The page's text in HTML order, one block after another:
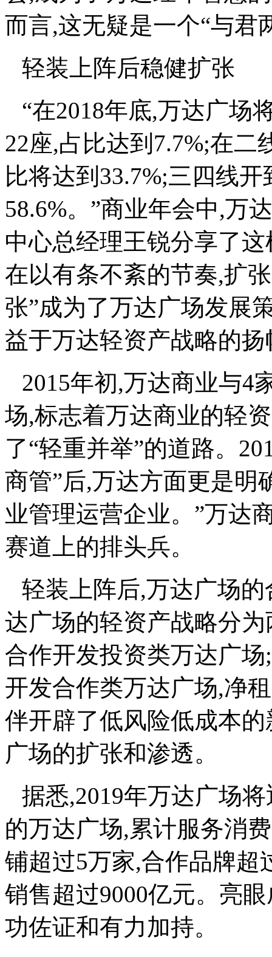
而言,这无疑是一个“与君
轻装上阵后稳健扩张
“在2018年底,万达广场
22座,占比达到7.7%;在二
比将达到33.7%;三四线
58.6%。 ”商业年会中,万
中心总经理王锐分享了
在以有条不紊的节奏,扩
张”成为了万达广场发展
益于万达轻资产战略的
2015年初,万达商业与4
场,标志着万达商业的轻
了“轻重并举”的道路。
商管”后,万达方面更是明
业管理运营企业。 ”万达
赛道上的排头兵。
轻装上阵后,万达广场
达广场的轻资产战略分
合作开发投资类万达广
开发合作类万达广场,净
伴开辟了低风险低成本
广场的扩张和渗透。
据悉,2019年万达广场
的万达广场,累计服务消
铺超过5万家,合作品牌超
销售超过9000亿元。亮
功佐证和有力加持。